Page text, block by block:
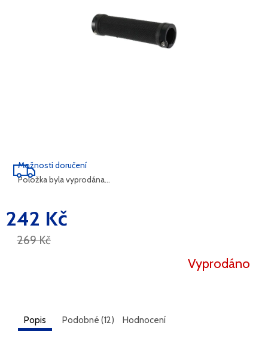
269 Kč
242 Kč
Měrná
cena:
Vyprodáno
Možnosti doručení
Položka byla vyprodána…
Popis Podobné (12) Hodnocení